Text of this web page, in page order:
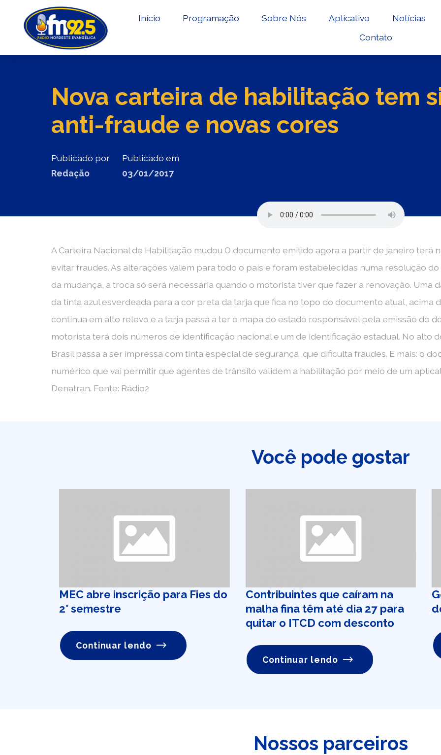
Início Programação Sobre Nós Aplicativo
Notícias
Contato
Nova carteira de habilitação tem
anti-fraude e novas cores
Publicado por
Redação
Publicado em
03/01/2017
A Carteira Nacional de Habilitação mudou O documento emitido agora a partir de janeiro terá
evitar fraudes. As alterações valem para todo o país e foram estabelecidas numa resolução
da mudança, a troca só será necessária quando o motorista tiver que fazer a renovação. Uma
da tinta azul esverdeada para a cor preta da tarja que fica no topo do documento atual, acima
continua em alto relevo e a tarja passa a ter o mapa do estado responsável pela emissão do
motorista terá dois números de identificação nacional e um de identificação estadual. No alto
Brasil passa a ser impressa com tinta especial de segurança, que dificulta fraudes. E mais: o
numérico que vai permitir que agentes de trânsito validem a habilitação por meio de um
Denatran. Fonte: Rádio2
Você pode gostar
MEC abre inscrição para Fies do
2° semestre
Continuar lendo
Contribuintes que caíram na
malha fina têm até dia 27 para
quitar o ITCD com desconto
Continuar lendo
Nossos parceiros